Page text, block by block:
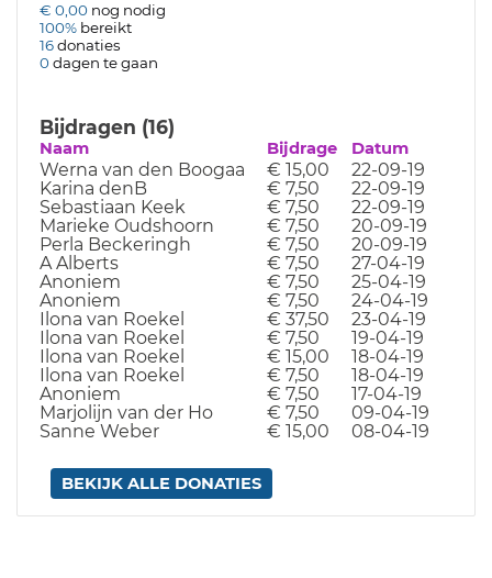
€ 0,00 nog nodig
100% bereikt
16donaties
0dagen te gaan
Bijdragen (16)
Naam Bijdrage Datum
Werna van den Boogaa € 15,00
22-09-19
Karina denB
€ 7,50
22-09-19
Sebastiaan Keek
€ 7,50
22-09-19
Marieke Oudshoorn
€ 7,50
20-09-19
Perla Beckeringh
€ 7,50
20-09-19
A Alberts
€ 7,50
27-04-19
Anoniem
€ 7,50
25-04-19
Anoniem
€ 7,50
24-04-19
Ilona van Roekel
€ 37,50
23-04-19
Ilona van Roekel
€ 7,50
19-04-19
Ilona van Roekel
€ 15,00
18-04-19
Ilona van Roekel
€ 7,50
18-04-19
Anoniem
€ 7,50
17-04-19
Marjolijn van der Ho
€ 7,50
09-04-19
Sanne Weber
€ 15,00 08-04-19
BEKIJK ALLE DONATIES